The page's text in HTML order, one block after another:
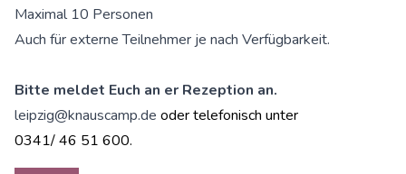
Maximal 10 Personen
Auch für externe Teilnehmer je nach Verfügbarkeit.
Bitte meldet Euch an er Rezeption an.
leipzig@knauscamp.de oder telefonisch unter
0341/ 46 51 600.